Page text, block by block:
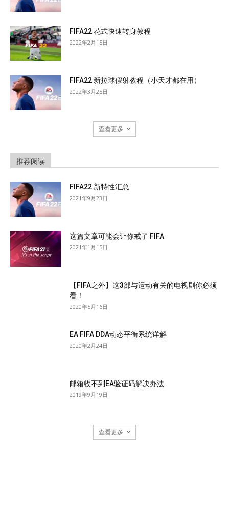
FIFA22 花式快速转身教程
2022年2月15日
FIFA22 新拉球假射教程（小天才都在用）
2022年3月25日
查看更多
推荐阅读
FIFA22 新特性汇总
2021年9月23日
这篇文章可能会让你戒了 FIFA
2021年1月15日
【FIFA之外】这3部与运动有关的电视剧你必须
看！
2020年5月16日
EA FIFA DDA动态平衡系统详解
2020年2月24日
邮箱收不到EA验证码解决办法
2019年9月19日
查看更多